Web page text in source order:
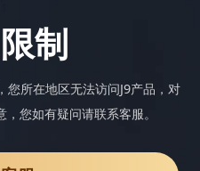
制
所在地区无法访问J9产品，对
您如有疑问请联系客服。